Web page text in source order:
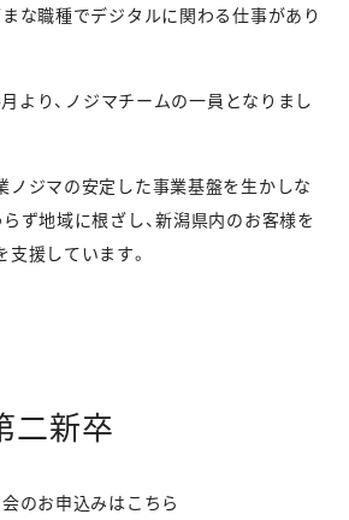
な職種でデジタルに関わる仕事があり
より、ノジマチームの一員となりまし
ノジマの安定した事業基盤を生かしな
ず地域に根ざし、新潟県内のお客様を
援しています。
二新卒
のお申込みはこちら